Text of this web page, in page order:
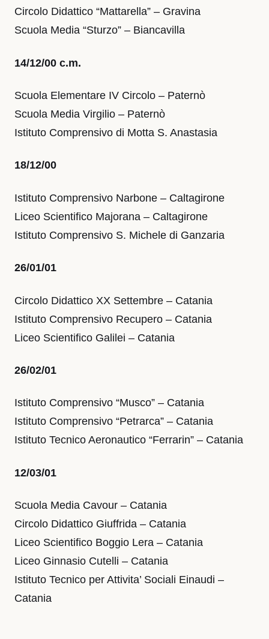
Circolo Didattico “Mattarella” – Gravina
Scuola Media “Sturzo” – Biancavilla
14/12/00 c.m.
Scuola Elementare IV Circolo – Paternò
Scuola Media Virgilio – Paternò
Istituto Comprensivo di Motta S. Anastasia
18/12/00
Istituto Comprensivo Narbone – Caltagirone
Liceo Scientifico Majorana – Caltagirone
Istituto Comprensivo S. Michele di Ganzaria
26/01/01
Circolo Didattico XX Settembre – Catania
Istituto Comprensivo Recupero – Catania
Liceo Scientifico Galilei – Catania
26/02/01
Istituto Comprensivo “Musco” – Catania
Istituto Comprensivo “Petrarca” – Catania
Istituto Tecnico Aeronautico “Ferrarin” – Catania
12/03/01
Scuola Media Cavour – Catania
Circolo Didattico Giuffrida – Catania
Liceo Scientifico Boggio Lera – Catania
Liceo Ginnasio Cutelli – Catania
Istituto Tecnico per Attivita’ Sociali Einaudi –
Catania